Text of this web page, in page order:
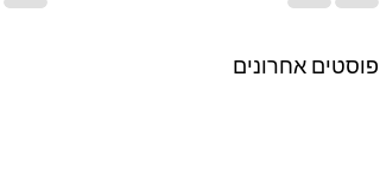
פוסטים אחרונים